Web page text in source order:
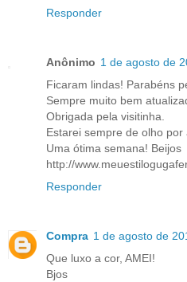
Responder
Anônimo 1 de agosto de
Ficaram lindas! Parabéns
Sempre muito bem
Obrigada pela visitinha.
Estarei sempre de olho por
Uma ótima semana! Beijos
http://
Responder
Compra 1 de agosto de
Que luxo a cor, AMEI!
Bjos